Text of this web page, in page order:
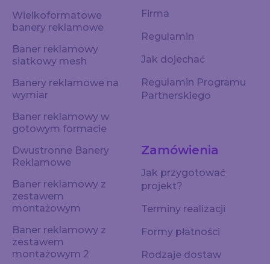
Wielkoformatowe
banery reklamowe
Baner reklamowy
siatkowy mesh
Banery reklamowe na
wymiar
Baner reklamowy w
gotowym formacie
Dwustronne Banery
Reklamowe
Baner reklamowy z
zestawem
montażowym
Baner reklamowy z
zestawem
montażowym 2
Firma
Regulamin
Jak dojechać
Regulamin Programu
Partnerskiego
Zamówienia
Jak przygotować
projekt?
Terminy realizacji
Formy płatności
Rodzaje dostaw